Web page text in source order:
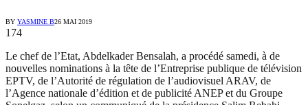
BY YASMINE B26 MAI 2019
174
Le chef de l’Etat, Abdelkader Bensalah, a procédé samedi, à de
nouvelles nominations à la tête de l’Entreprise publique de télévision
EPTV, de l’Autorité de régulation de l’audiovisuel ARAV, de
l’Agence nationale d’édition et de publicité ANEP et du Groupe